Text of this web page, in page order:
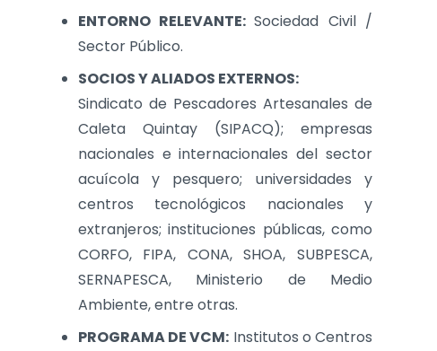
ENTORNO RELEVANTE:Sociedad Civil /
Sector Público.
SOCIOS Y ALIADOS EXTERNOS:
Sindicato de Pescadores Artesanales de
Caleta Quintay (SIPACQ); empresas
nacionales e internacionales del sector
acuícola y pesquero; universidades y
centros tecnológicos nacionales y
extranjeros; instituciones públicas, como
CORFO, FIPA, CONA, SHOA, SUBPESCA,
SERNAPESCA, Ministerio de Medio
Ambiente, entre otras.
PROGRAMA DE VCM: Institutos o Centros